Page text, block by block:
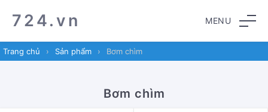
to
navigation
to
content
724.vn MENU
Trang chủ › Sản phẩm › Bơm chìm
Bơm chìm